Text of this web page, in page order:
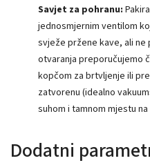
Savjet za pohranu:
jednosmjernim ventilom
svježe pržene kave, ali ne
otvaranja preporučujemo
kopčom za brtvljenje ili
zatvorenu (idealno
suhom i tamnom mjestu
Dodatni